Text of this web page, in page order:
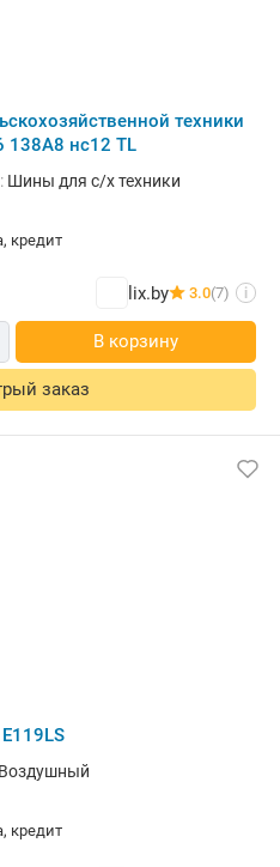
техники
138A8 нс12 TL
Шины для с/х техники
кредит
lix.by 3.0(7) i
В корзину
заказ
Воздушный
кредит